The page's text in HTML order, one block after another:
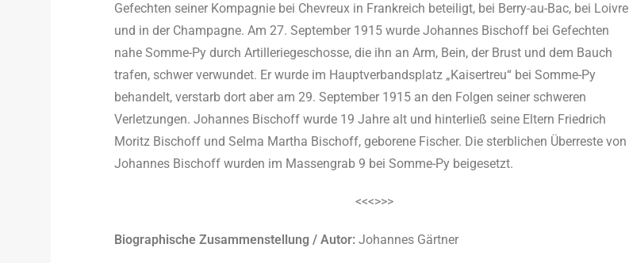
Gefechten seiner Kompagnie bei Chevreux in Frankreich beteiligt, bei Berry-au-Bac, bei Loivre
und in der Champagne. Am 27. September 1915 wurde Johannes Bischoff bei Gefechten
nahe Somme-Py durch Artilleriegeschosse, die ihn an Arm, Bein, der Brust und dem Bauch
trafen, schwer verwundet. Er wurde im Hauptverbandsplatz „Kaisertreu“ bei Somme-Py
behandelt, verstarb dort aber am 29. September 1915 an den Folgen seiner schweren
Verletzungen. Johannes Bischoff wurde 19 Jahre alt und hinterließ seine Eltern Friedrich
Moritz Bischoff und Selma Martha Bischoff, geborene Fischer. Die sterblichen Überreste von
Johannes Bischoff wurden im Massengrab 9 bei Somme-Py beigesetzt.
<<<>>>
Biographische Zusammenstellung / Autor: Johannes Gärtner